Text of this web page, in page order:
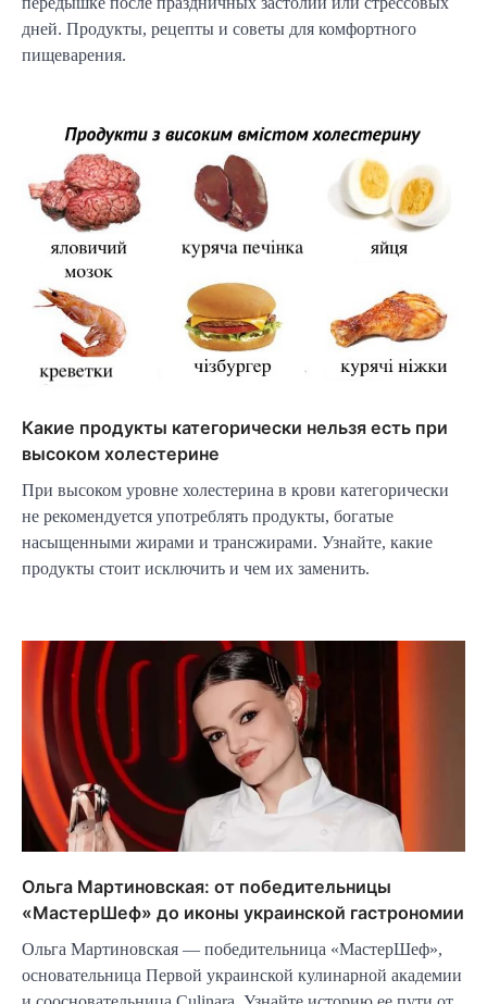
дней. Продукты, рецепты и советы для комфортного
пищеварения.
Какие продукты категорически нельзя есть при
высоком холестерине
При высоком уровне холестерина в крови категорически
не рекомендуется употреблять продукты, богатые
насыщенными жирами и трансжирами. Узнайте, какие
продукты стоит исключить и чем их заменить.
Ольга Мартиновская: от победительницы
«МастерШеф» до иконы украинской гастрономии
Ольга Мартиновская — победительница «МастерШеф»,
основательница Первой украинской кулинарной академии